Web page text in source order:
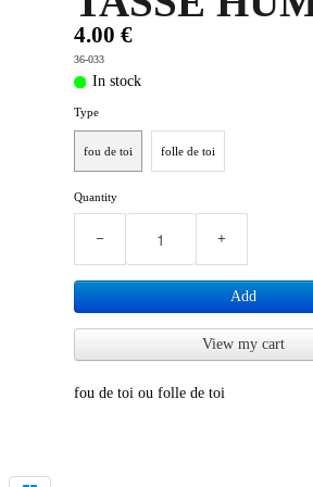
PLUS D'OBJETS ET VETEMENTS BD
IDEES CADEAUX ET PLUS
4.00 €
36-033
In stock
Type
fou de toi folle de toi
Quantity
− +
Add
View my cart
fou de toi ou folle de toi